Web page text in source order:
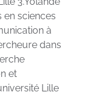
en sciences
à
dans
et
Lille